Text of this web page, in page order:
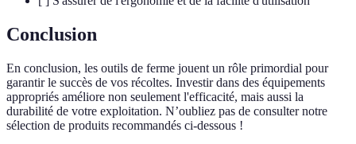
Conclusion
En conclusion, les outils de ferme jouent un rôle primordial pour
garantir le succès de vos récoltes. Investir dans des équipements
appropriés améliore non seulement l'efficacité, mais aussi la
durabilité de votre exploitation. N’oubliez pas de consulter notre
sélection de produits recommandés ci-dessous !